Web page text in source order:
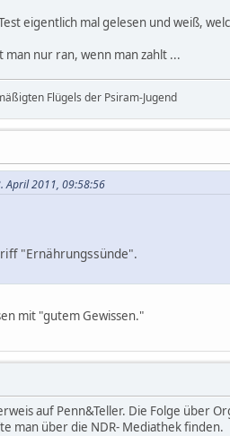
eigentlich mal gelesen und weiß,
nur ran, wenn man zahlt ...
Flügels der Psiram-Jugend
April 2011, 09:58:56
"Ernährungssünde".
mit "gutem Gewissen."
auf Penn&Teller. Die Folge über
man über die NDR- Mediathek finden.